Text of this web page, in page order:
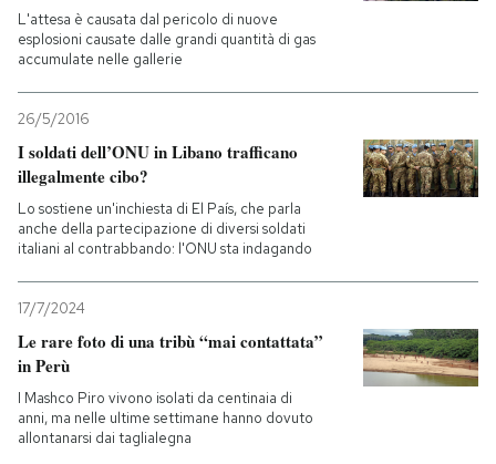
L'attesa è causata dal pericolo di nuove
esplosioni causate dalle grandi quantità di gas
accumulate nelle gallerie
26/5/2016
I soldati dell’ONU in Libano trafficano
illegalmente cibo?
Lo sostiene un'inchiesta di El País, che parla
anche della partecipazione di diversi soldati
italiani al contrabbando: l'ONU sta indagando
17/7/2024
Le rare foto di una tribù “mai contattata”
in Perù
I Mashco Piro vivono isolati da centinaia di
anni, ma nelle ultime settimane hanno dovuto
allontanarsi dai taglialegna